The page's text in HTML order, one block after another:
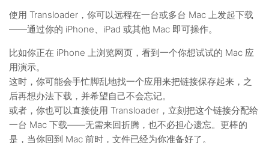
使用 Transloader，你可以远程在一台或多台 Mac 上发起下载
——通过你的 iPhone、iPad 或其他 Mac 即可操作。
比如你正在 iPhone 上浏览网页，看到一个你想试试的 Mac 应
用演示。
这时，你可能会手忙脚乱地找一个应用来把链接保存起来，之
后再想办法下载，并希望自己不会忘记。
或者，你也可以直接使用 Transloader，立刻把这个链接分配给
一台 Mac 下载——无需来回折腾，也不必担心遗忘。更棒的
是，当你回到 Mac 前时，文件已经为你准备好了。